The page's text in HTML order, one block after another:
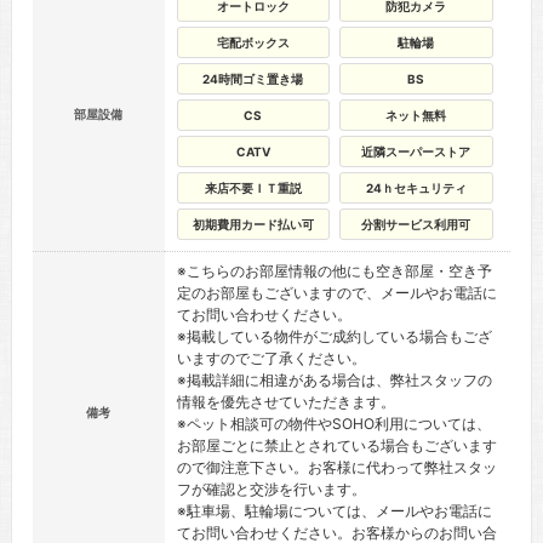
部屋設備
オートロック 防犯カメラ
宅配ボックス 駐輪場
24時間ゴミ置き場 BS
CS ネット無料
CATV 近隣スーパーストア
来店不要ＩＴ重説 24ｈセキュリティ
初期費用カード払い可 分割サービス利用可
備考
※こちらのお部屋情報の他にも空き部屋・空き予
定のお部屋もございますので、メールやお電話に
てお問い合わせください。
※掲載している物件がご成約している場合もござ
いますのでご了承ください。
※掲載詳細に相違がある場合は、弊社スタッフの
情報を優先させていただきます。
※ペット相談可の物件やSOHO利用については、
お部屋ごとに禁止とされている場合もございます
ので御注意下さい。お客様に代わって弊社スタッ
フが確認と交渉を行います。
※駐車場、駐輪場については、メールやお電話に
てお問い合わせください。お客様からのお問い合